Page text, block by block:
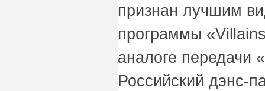
признан лучшим
программы
аналоге передачи
Российский дэнс-